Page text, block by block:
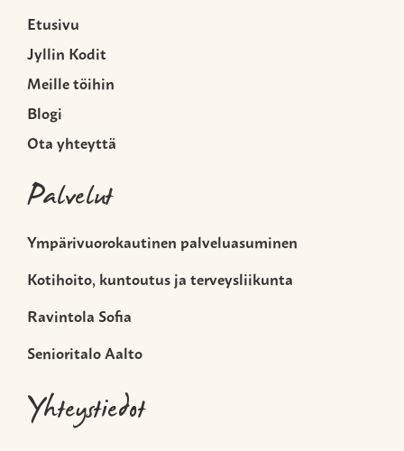
Etusivu
Jyllin Kodit
Meille töihin
Blogi
Ota yhteyttä
Palvelut
Ympärivuorokautinen palveluasuminen
Kotihoito, kuntoutus ja terveysliikunta
Ravintola Sofia
Senioritalo Aalto
Yhteystiedot